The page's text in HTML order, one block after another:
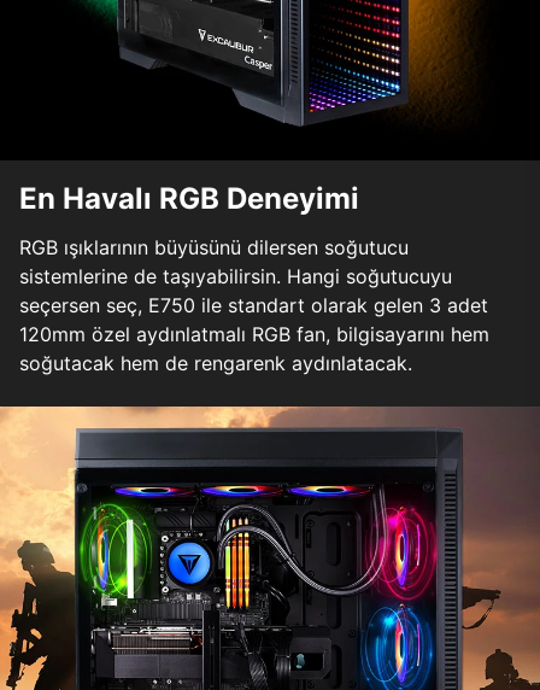
En Havalı RGB Deneyimi
RGB ışıklarının büyüsünü dilersen soğutucu
sistemlerine de taşıyabilirsin. Hangi soğutucuyu
seçersen seç, E750 ile standart olarak gelen 3 adet
120mm özel aydınlatmalı RGB fan, bilgisayarını hem
soğutacak hem de rengarenk aydınlatacak.